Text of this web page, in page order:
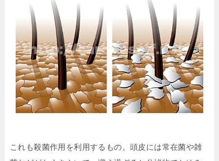
これも殺菌作用を利用するもの。頭皮には常在菌や雑